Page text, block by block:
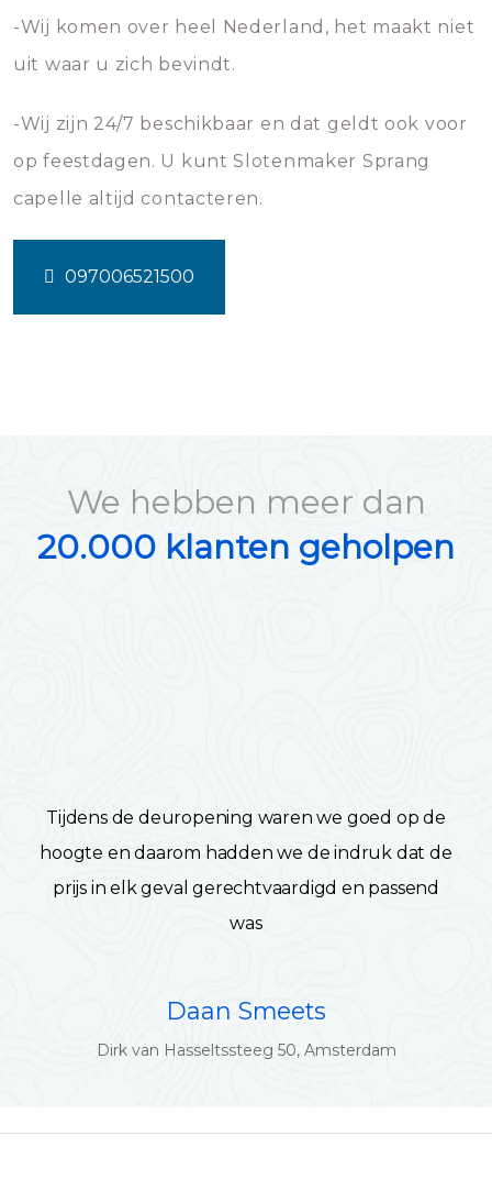
-Wij komen over heel Nederland, het maakt niet
uit waar u zich bevindt.
-Wij zijn 24/7 beschikbaar en dat geldt ook voor
op feestdagen. U kunt Slotenmaker Sprang
capelle altijd contacteren.
097006521500
We hebben meer dan
20.000 klanten geholpen
Tijdens de deuropening waren we goed op de
hoogte en daarom hadden we de indruk dat de
prijs in elk geval gerechtvaardigd en passend
was
Daan Smeets
Dirk van Hasseltssteeg 50, Amsterdam